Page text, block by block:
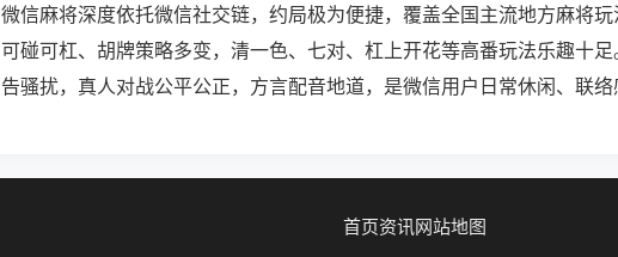
微信麻将深度依托微信社交链，约局极为便捷，覆盖全国主流地方麻将玩
可碰可杠、胡牌策略多变，清一色、七对、杠上开花等高番玩法乐趣十
告骚扰，真人对战公平公正，方言配音地道，是微信用户日常休闲、联络
首页资讯网站地图